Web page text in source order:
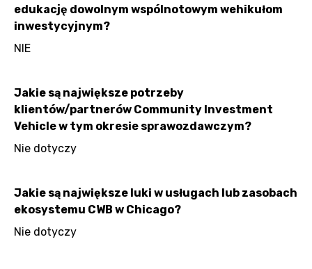
edukację dowolnym wspólnotowym wehikułom
inwestycyjnym?
NIE
Jakie są największe potrzeby
klientów/partnerów Community Investment
Vehicle w tym okresie sprawozdawczym?
Nie dotyczy
Jakie są największe luki w usługach lub zasobach
ekosystemu CWB w Chicago?
Nie dotyczy